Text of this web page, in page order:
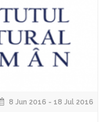
8 Jun 2016 - 18 Jul 2016